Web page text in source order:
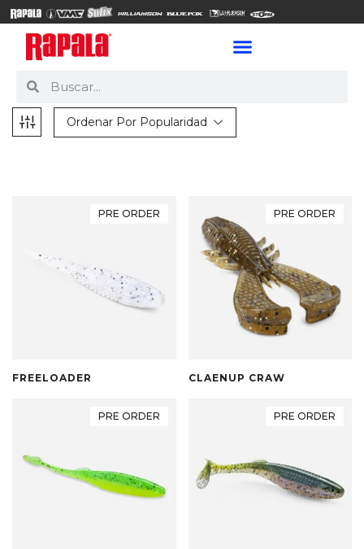
Ordenar Por Popularidad
PRE ORDER
FREELOADER
PRE ORDER
CLAENUP CRAW
PRE ORDER PRE ORDER